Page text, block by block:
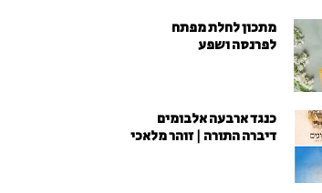
מתכון לחלת מפתח
לפרנסה ושפע
כנגד ארבעה אלבומים
דיברה התורה | זוהר מלאכי